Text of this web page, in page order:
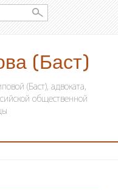
(Баст)
(Баст), адвоката,
общественной